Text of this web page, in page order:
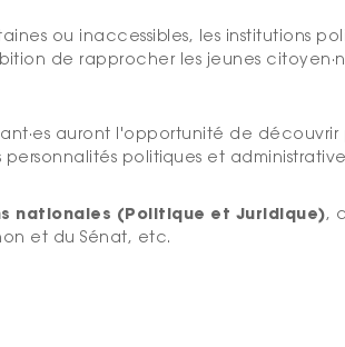
ou inaccessibles, les institutions
de rapprocher les jeunes citoyen
·es auront l'opportunité de découvrir
politiques et
nationales (Politique et Juridique),
et du Sénat, etc.